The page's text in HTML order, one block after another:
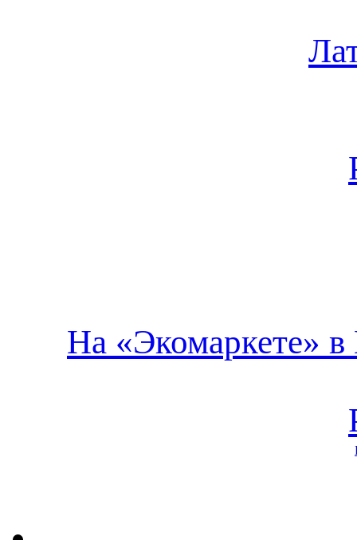
На «Экомаркете»